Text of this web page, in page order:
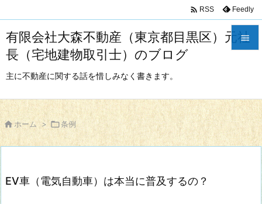
有限会社大森不動産（東京都目黒区）元社
長（宅地建物取引士）のブログ
主に不動産に関する話を惜しみなく書きます。

サイド

前へ
 RSS Feedly
 ホーム > 条例
EV車（電気自動車）は本当に普及するの？